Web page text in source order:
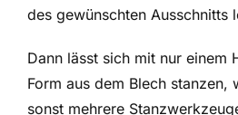
des gewünschten Ausschnitts
Dann lässt sich mit nur einem
Form aus dem Blech stanzen,
sonst mehrere